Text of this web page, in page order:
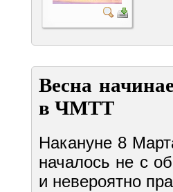
Весна
в ЧМТТ
Накануне 8
началось не с
и невероятно